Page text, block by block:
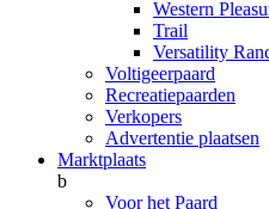
Western
Trail
Versatility
Voltigeerpaard
Recreatiepaarden
Verkopers
Advertentie plaatsen
Marktplaats
b
Voor het Paard